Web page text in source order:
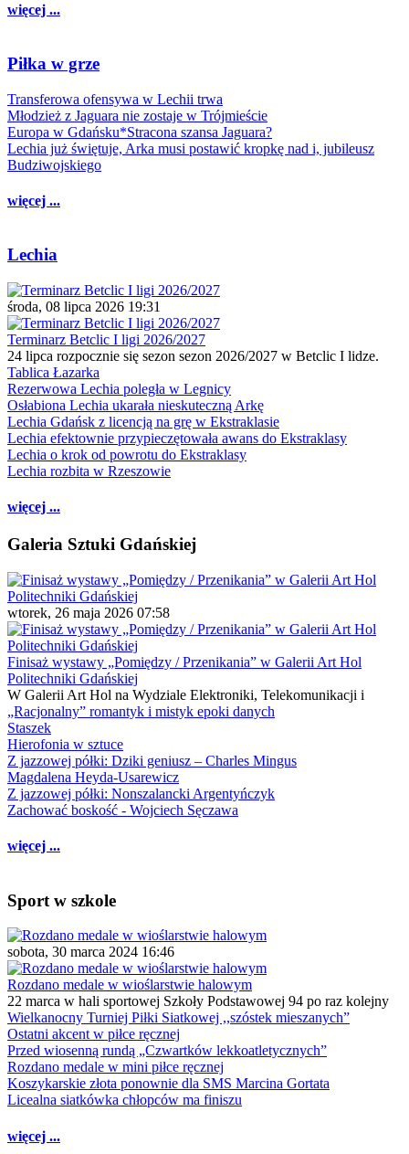
więcej ...
Piłka w grze
Transferowa ofensywa w Lechii trwa
Młodzież z Jaguara nie zostaje w Trójmieście
Europa w Gdańsku*Stracona szansa Jaguara?
Lechia już świętuje, Arka musi postawić kropkę nad i, jubileusz
Budziwojskiego
więcej ...
Lechia
środa, 08 lipca 2026 19:31
Terminarz Betclic I ligi 2026/2027
24 lipca rozpocznie się sezon sezon 2026/2027 w Betclic I lidze.
Tablica Łazarka
Rezerwowa Lechia poległa w Legnicy
Osłabiona Lechia ukarała nieskuteczną Arkę
Lechia Gdańsk z licencją na grę w Ekstraklasie
Lechia efektownie przypieczętowała awans do Ekstraklasy
Lechia o krok od powrotu do Ekstraklasy
Lechia rozbita w Rzeszowie
więcej ...
Galeria Sztuki Gdańskiej
wtorek, 26 maja 2026 07:58
Finisaż wystawy „Pomiędzy / Przenikania” w Galerii Art Hol
Politechniki Gdańskiej
W Galerii Art Hol na Wydziale Elektroniki, Telekomunikacji i
„Racjonalny” romantyk i mistyk epoki danych
Staszek
Hierofonia w sztuce
Z jazzowej półki: Dziki geniusz – Charles Mingus
Magdalena Heyda-Usarewicz
Z jazzowej półki: Nonszalancki Argentyńczyk
Zachować boskość - Wojciech Sęczawa
więcej ...
Sport w szkole
sobota, 30 marca 2024 16:46
Rozdano medale w wioślarstwie halowym
22 marca w hali sportowej Szkoły Podstawowej 94 po raz kolejny
Wielkanocny Turniej Piłki Siatkowej ,,szóstek mieszanych”
Ostatni akcent w piłce ręcznej
Przed wiosenną rundą „Czwartków lekkoatletycznych”
Rozdano medale w mini piłce ręcznej
Koszykarskie złota ponownie dla SMS Marcina Gortata
Licealna siatkówka chłopców ma finiszu
więcej ...